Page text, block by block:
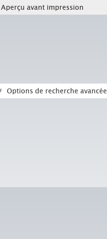
Aperçu avant impression
Options de recherche avancée